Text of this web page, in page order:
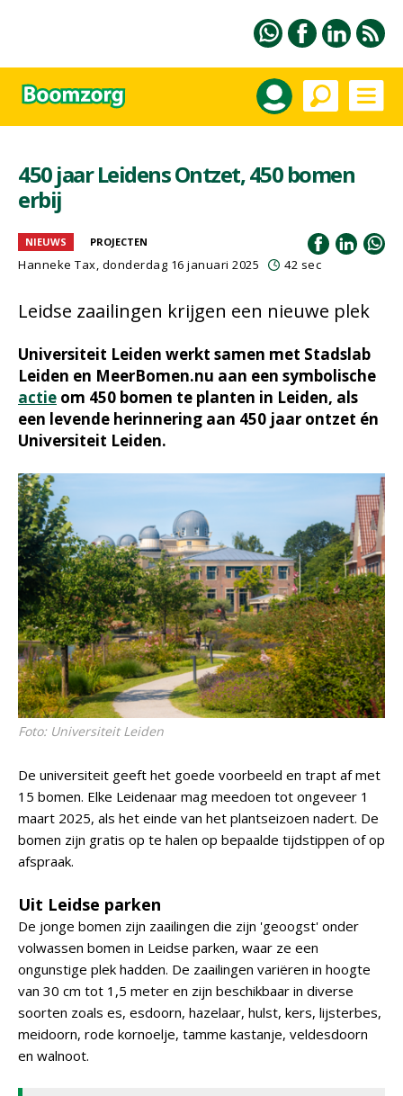
450 jaar Leidens Ontzet, 450 bomen
erbij
NIEUWS PROJECTEN
Hanneke Tax, donderdag 16 januari 2025 42 sec
Leidse zaailingen krijgen een nieuwe plek
Universiteit Leiden werkt samen met Stadslab
Leiden en MeerBomen.nu aan een symbolische
actie om 450 bomen te planten in Leiden, als
een levende herinnering aan 450 jaar ontzet én
Universiteit Leiden.
Foto: Universiteit Leiden
De universiteit geeft het goede voorbeeld en trapt af met
15 bomen. Elke Leidenaar mag meedoen tot ongeveer 1
maart 2025, als het einde van het plantseizoen nadert. De
bomen zijn gratis op te halen op bepaalde tijdstippen of op
afspraak.
Uit Leidse parken
De jonge bomen zijn zaailingen die zijn 'geoogst' onder
volwassen bomen in Leidse parken, waar ze een
ongunstige plek hadden. De zaailingen variëren in hoogte
van 30 cm tot 1,5 meter en zijn beschikbaar in diverse
soorten zoals es, esdoorn, hazelaar, hulst, kers, lijsterbes,
meidoorn, rode kornoelje, tamme kastanje, veldesdoorn
en walnoot.